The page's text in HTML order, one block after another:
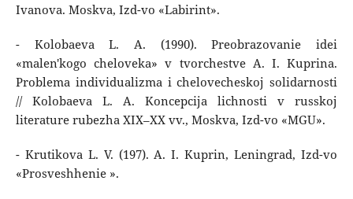
Ivanova. Moskva, Izd-vo «Labirint».
- Kolobaeva L. A. (1990). Preobrazovanie idei
«malen'kogo cheloveka» v tvorchestve A. I. Kuprina.
Problema individualizma i chelovecheskoj solidarnosti
// Kolobaeva L. A. Koncepcija lichnosti v russkoj
literature rubezha XIX–XX vv., Moskva, Izd-vo «MGU».
- Krutikova L. V. (197). A. I. Kuprin, Leningrad, Izd-vo
«Prosveshhenie ».